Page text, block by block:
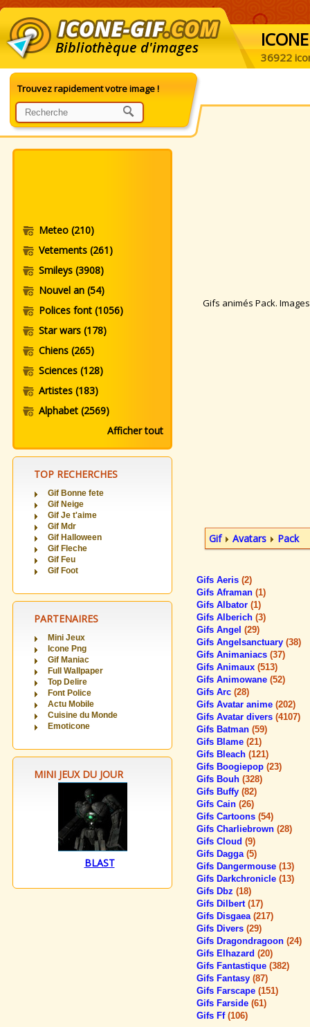
Bibliothèque d'images ICONE
36922
Trouvez rapidement votre image !
Meteo (210)
Vetements (261)
Smileys (3908)
Nouvel an (54)
Polices font (1056)
Star wars (178)
Chiens (265)
Sciences (128)
Artistes (183)
Alphabet (2569)
Afficher tout
TOP RECHERCHES
Gif Bonne fete
Gif Neige
Gif Je t'aime
Gif Mdr
Gif Halloween
Gif Fleche
Gif Feu
Gif Foot
PARTENAIRES
Mini Jeux
Icone Png
Gif Maniac
Full Wallpaper
Top Delire
Font Police
Actu Mobile
Cuisine du Monde
Emoticone
MINI JEUX DU JOUR
BLAST
Gifs animés Pack.
Gif Avatars Pack
Gifs Aeris (2)
Gifs Aframan (1)
Gifs Albator (1)
Gifs Alberich (3)
Gifs Angel (29)
Gifs Angelsanctuary (38)
Gifs Animaniacs (37)
Gifs Animaux (513)
Gifs Animowane (52)
Gifs Arc (28)
Gifs Avatar anime (202)
Gifs Avatar divers (4107)
Gifs Batman (59)
Gifs Blame (21)
Gifs Bleach (121)
Gifs Boogiepop (23)
Gifs Bouh (328)
Gifs Buffy (82)
Gifs Cain (26)
Gifs Cartoons (54)
Gifs Charliebrown (28)
Gifs Cloud (9)
Gifs Dagga (5)
Gifs Dangermouse (13)
Gifs Darkchronicle (13)
Gifs Dbz (18)
Gifs Dilbert (17)
Gifs Disgaea (217)
Gifs Divers (29)
Gifs Dragondragoon (24)
Gifs Elhazard (20)
Gifs Fantastique (382)
Gifs Fantasy (87)
Gifs Farscape (151)
Gifs Farside (61)
Gifs Ff (106)